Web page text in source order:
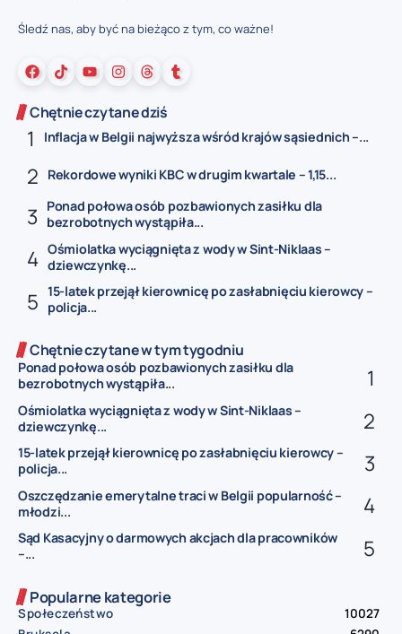
Śledź nas, aby być na bieżąco z tym, co ważne!
Chętnie czytane dziś
Inflacja w Belgii najwyższa wśród krajów sąsiednich –...
Rekordowe wyniki KBC w drugim kwartale – 1,15...
Ponad połowa osób pozbawionych zasiłku dla
bezrobotnych wystąpiła...
Ośmiolatka wyciągnięta z wody w Sint-Niklaas –
dziewczynkę...
15-latek przejął kierownicę po zasłabnięciu kierowcy –
policja...
Chętnie czytane w tym tygodniu
Ponad połowa osób pozbawionych zasiłku dla
bezrobotnych wystąpiła...
Ośmiolatka wyciągnięta z wody w Sint-Niklaas –
dziewczynkę...
15-latek przejął kierownicę po zasłabnięciu kierowcy –
policja...
Oszczędzanie emerytalne traci w Belgii popularność –
młodzi...
Sąd Kasacyjny o darmowych akcjach dla pracowników
–...
Popularne kategorie
Społeczeństwo
10027